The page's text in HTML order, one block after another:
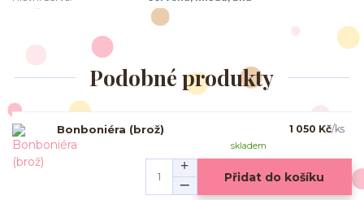
Podobné produkty
Bonboniéra (brož) 1 050 Kč/ks
skladem
Přidat do košíku